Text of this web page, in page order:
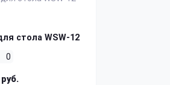
стола WSW-12
0